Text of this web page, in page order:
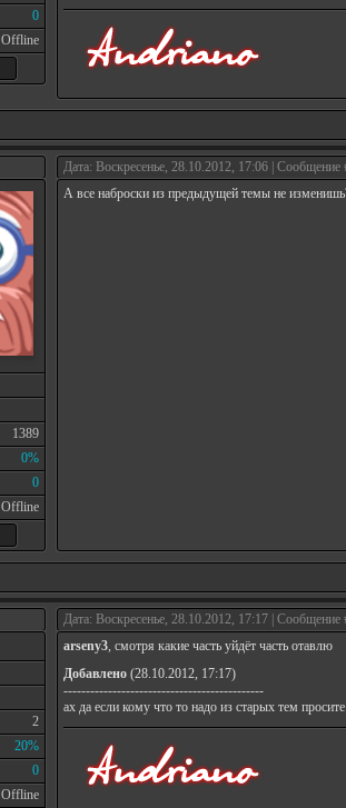
0
Offline
1389
0%
0
Offline
Дата: Воскресенье, 28.10.2012, 17:06 | Сообщение
А все наброски из предыдущей темы не
2
20%
0
Offline
Дата: Воскресенье, 28.10.2012, 17:17 | Сообщение
arseny3, смотря какие часть уйдёт часть отавлю
Добавлено (28.10.2012, 17:17)
---------------------------------------------
ах да если кому что то надо из старых тем